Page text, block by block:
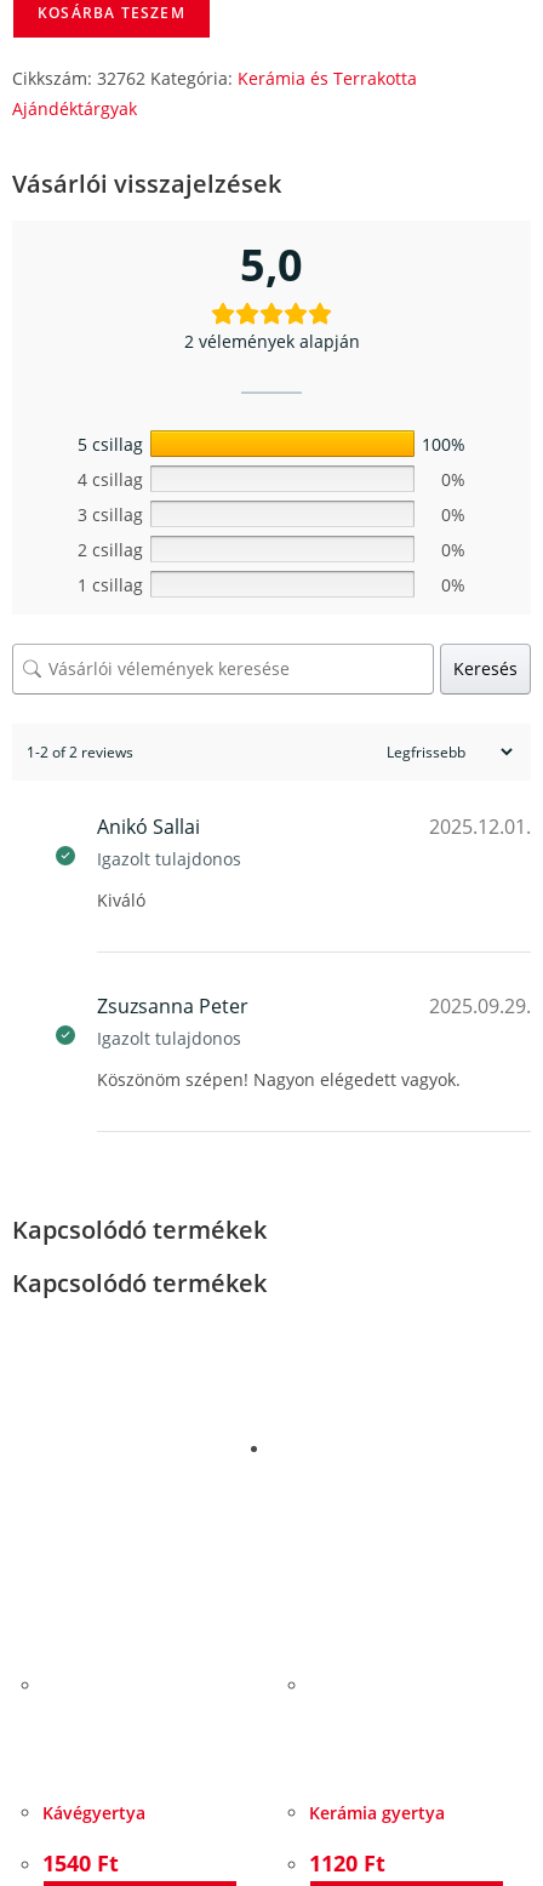
KOSÁRBA TESZEM
Cikkszám: 32762 Kategória: Kerámia és Terrakotta
Ajándéktárgyak
Vásárlói visszajelzések
5,0
2 vélemények alapján
5 csillag
100%
4 csillag
0%
3 csillag
0%
2 csillag
0%
1 csillag
0%
Keresés
1-2 of 2 reviews
Anikó Sallai
Igazolt tulajdonos
2025.12.01.
Kiváló
Zsuzsanna Peter
Igazolt tulajdonos
2025.09.29.
Köszönöm szépen! Nagyon elégedett vagyok.
Kapcsolódó termékek
Kapcsolódó termékek
Kávégyertya
1540 Ft
Kerámia gyertya
1120 Ft